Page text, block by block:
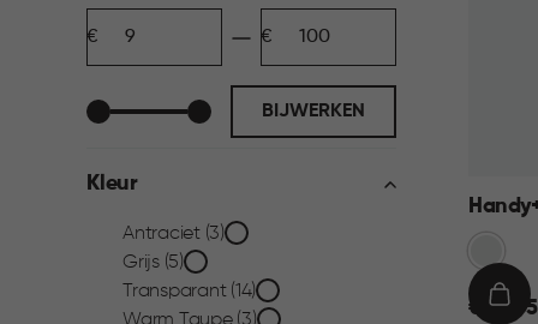
filter
BIJWERKEN
Kleur
Kleur
filter
Antraciet (3)
Grijs (5)
Transparant (14)
€€ 22,95
IN